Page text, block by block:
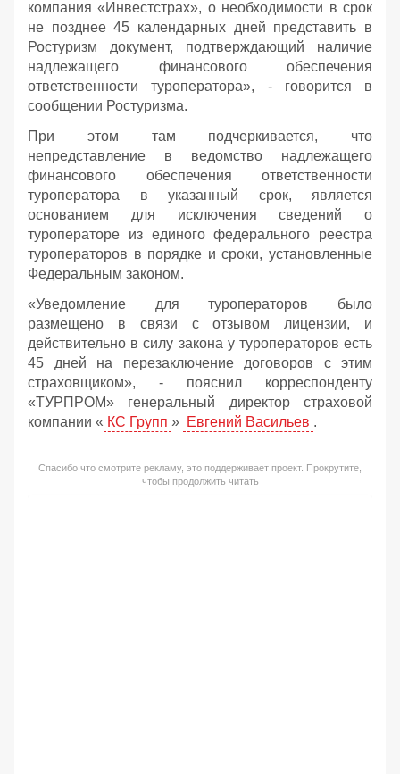
компания «Инвестстрах», о необходимости в срок
не позднее 45 календарных дней представить в
Ростуризм документ, подтверждающий наличие
надлежащего финансового обеспечения
ответственности туроператора», - говорится в
сообщении Ростуризма.
При этом там подчеркивается, что
непредставление в ведомство надлежащего
финансового обеспечения ответственности
туроператора в указанный срок, является
основанием для исключения сведений о
туроператоре из единого федерального реестра
туроператоров в порядке и сроки, установленные
Федеральным законом.
«Уведомление для туроператоров было
размещено в связи с отзывом лицензии, и
действительно в силу закона у туроператоров есть
45 дней на перезаключение договоров с этим
страховщиком», - пояснил корреспонденту
«ТУРПРОМ» генеральный директор страховой
компании « КС Групп » Евгений Васильев .
Спасибо что смотрите рекламу, это поддерживает проект. Прокрутите,
чтобы продолжить читать